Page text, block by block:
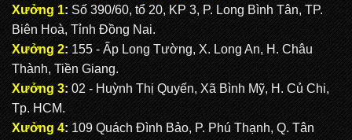
Xưởng 1: Số 390/60, tổ 20, KP 3, P. Long Bình Tân, TP.
Biên Hoà, Tỉnh Đồng Nai.
Xưởng 2: 155 - Ấp Long Tường, X. Long An, H. Châu
Thành, Tiền Giang.
Xưởng 3: 02 - Huỳnh Thị Quyến, Xã Bình Mỹ, H. Củ Chi,
Tp. HCM.
Xưởng 4: 109 Quách Đình Bảo, P. Phú Thạnh, Q. Tân